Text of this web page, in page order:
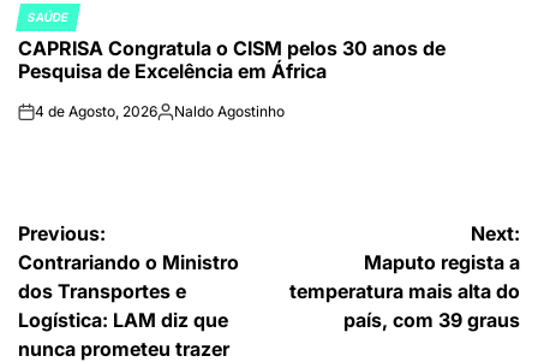
POSTED
IN
SAÚDE
CAPRISA Congratula o CISM pelos 30 anos de
Pesquisa de Excelência em África
on4 de Agosto, 2026Publicado
Naldo Agostinho
Navegação
de
artigos
Previous:
Contrariando o Ministro
dos Transportes e
Logística: LAM diz que
nunca prometeu trazer
Next:
Maputo regista a
temperatura mais alta do
país, com 39 graus